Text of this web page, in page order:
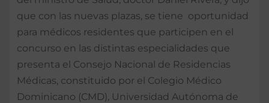
que con las nuevas plazas, se tiene oportunidad
para médicos residentes que participen en el
concurso en las distintas especialidades que
presenta el Consejo Nacional de Residencias
Médicas, constituido por el Colegio Médico
Dominicano (CMD), Universidad Autónoma de